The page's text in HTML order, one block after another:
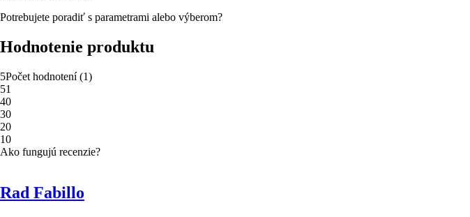
Potrebujete poradiť s parametrami alebo výberom?
Hodnotenie produktu
5Počet hodnotení(1)
51
40
30
20
10
Ako fungujú recenzie?
Rad Fabillo